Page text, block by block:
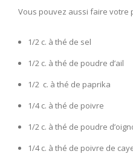
Vous pouvez aussi faire votre
1/2 c. à thé de sel
1/2 c. à thé de poudre d’ail
1/2 c. à thé de paprika
1/4 c. à thé de poivre
1/2 c. à thé de poudre
1/4 c. à thé de poivre de